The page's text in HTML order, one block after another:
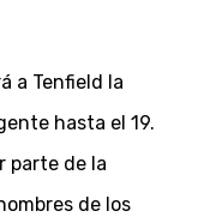
a Tenfield la
hasta el 19.
parte de la
de los